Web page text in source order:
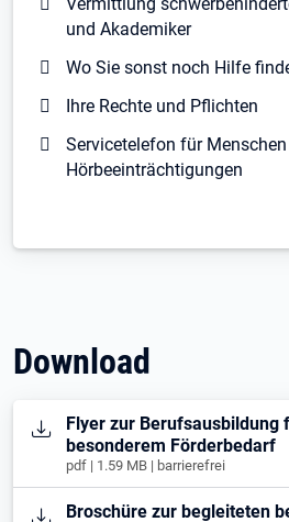
und Akademiker
Wo Sie sonst noch Hilfe
Ihre Rechte und Pflichten
Servicetelefon für
Hörbeeinträchtigungen
Download
Öffnet in neuem Tab
Flyer zur Berufsausbildung
besonderem Förderbedarf
pdf | 1.59 MB | barrierefrei
Öffnet in neuem Tab
Broschüre zur begleiteten